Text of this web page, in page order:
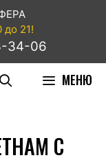
21!
34-06
МЕНЮ
С